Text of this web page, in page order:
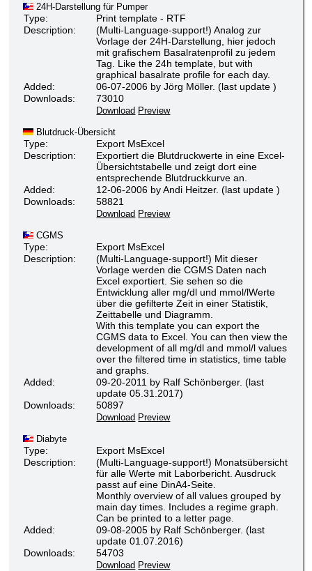
24H-Darstellung für Pumper
Type:
Print template - RTF
Description:
(Multi-Language-support!) Analog zur
Vorlage der 24H-Darstellung, hier jedoch
mit grafischem Basalratenprofil zu jedem
Tag. Like the 24h template, but with
graphical basalrate profile for each day.
Added:
06-07-2006 by Jörg Möller. (last update )
Downloads:
73010
Download Preview
Blutdruck-Übersicht
Type:
Export MsExcel
Description:
Exportiert die Blutdruckwerte in eine Excel-
Übersichtstabelle und zeigt dort eine
entsprechende Blutdruckkurve an.
Added:
12-06-2006 by Andi Heitzer. (last update )
Downloads:
58821
Download Preview
CGMS
Type:
Export MsExcel
Description:
(Multi-Language-support!) Mit dieser
Vorlage werden die CGMS Daten nach
Excel exportiert. Sie sehen so die
Entwicklung aller mg/dl und mmol/lWerte
über die gefilterte Zeit in einer Statistik,
Zeittabelle und Diagramm.
With this template you can export the
CGMS data to Excel. You can then view the
development of all mg/dl and mmol/l values
over the filtered time in statistics, time table
and graphs.
Added:
09-20-2011 by Ralf Schönberger. (last
update 05.31.2017)
Downloads:
50897
Download Preview
Diabyte
Type:
Export MsExcel
Description:
(Multi-Language-support!) Monatsübersicht
für alle Werte mit Laborbericht. Ausdruck
passt auf eine DinA4-Seite.
Monthly overview of all values grouped by
main day times. Includes a regime graph.
Can be printed to a letter page.
Added:
09-08-2005 by Ralf Schönberger. (last
update 01.07.2016)
Downloads:
54703
Download Preview